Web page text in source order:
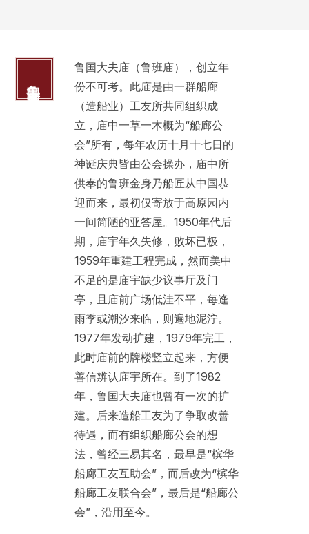
鲁国大夫庙（鲁班庙），创立年
份不可考。此庙是由一群船廊
（造船业）工友所共同组织成
立，庙中一草一木概为“船廊公
会”所有，每年农历十月十七日的
神诞庆典皆由公会操办，庙中所
供奉的鲁班金身乃船匠从中国恭
迎而来，最初仅寄放于高原园内
一间简陋的亚答屋。1950年代后
期，庙宇年久失修，败坏已极，
1959年重建工程完成，然而美中
不足的是庙宇缺少议事厅及门
亭，且庙前广场低洼不平，每逢
雨季或潮汐来临，则遍地泥泞。
1977年发动扩建，1979年完工，
此时庙前的牌楼竖立起来，方便
善信辨认庙宇所在。到了1982
年，鲁国大夫庙也曾有一次的扩
建。后来造船工友为了争取改善
待遇，而有组织船廊公会的想
法，曾经三易其名，最早是“槟华
船廊工友互助会”，而后改为“槟华
船廊工友联合会”，最后是“船廊公
会”，沿用至今。